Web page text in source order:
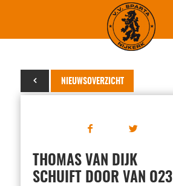
NIEUWSOVERZICHT
08 april 2021
THOMAS VAN DIJK
SCHUIFT DOOR VAN O23